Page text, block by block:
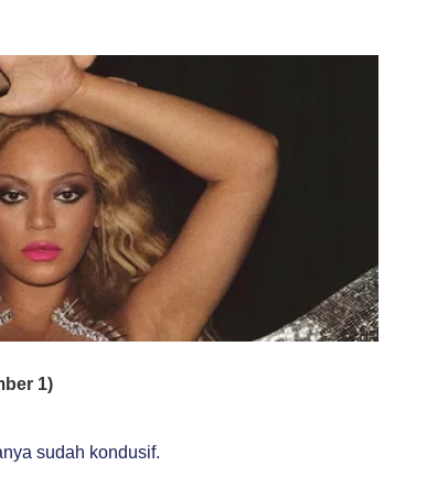
sudah kondusif.